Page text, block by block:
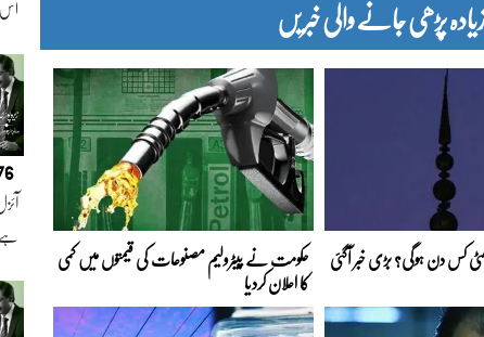
پڑھی جانے والی خبریں
کس دن ہوگی؟ بڑی خبر آگئی حکومت نے پیٹرولیم مصنوعات کی قیمتوں میں کمی
کا اعلان کردیا